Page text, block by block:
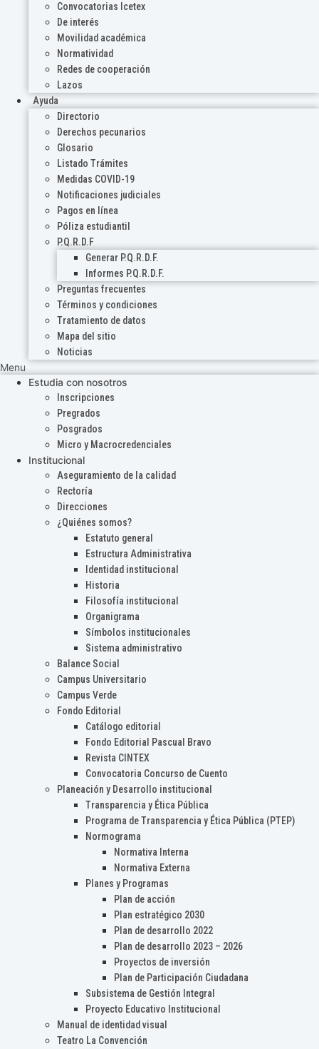
Convocatorias Icetex
De interés
Movilidad académica
Normatividad
Redes de cooperación
Lazos
Ayuda
Directorio
Derechos pecunarios
Glosario
Listado Trámites
Medidas COVID-19
Notificaciones judiciales
Pagos en línea
Póliza estudiantil
P.Q.R.D.F
Generar P.Q.R.D.F.
Informes P.Q.R.D.F.
Preguntas frecuentes
Términos y condiciones
Tratamiento de datos
Mapa del sitio
Noticias
Menu
Estudia con nosotros
Inscripciones
Pregrados
Posgrados
Micro y Macrocredenciales
Institucional
Aseguramiento de la calidad
Rectoría
Direcciones
¿Quiénes somos?
Estatuto general
Estructura Administrativa
Identidad institucional
Historia
Filosofía institucional
Organigrama
Símbolos institucionales
Sistema administrativo
Balance Social
Campus Universitario
Campus Verde
Fondo Editorial
Catálogo editorial
Fondo Editorial Pascual Bravo
Revista CINTEX
Convocatoria Concurso de Cuento
Planeación y Desarrollo institucional
Transparencia y Ética Pública
Programa de Transparencia y Ética Pública (PTEP)
Normograma
Normativa Interna
Normativa Externa
Planes y Programas
Plan de acción
Plan estratégico 2030
Plan de desarrollo 2022
Plan de desarrollo 2023 – 2026
Proyectos de inversión
Plan de Participación Ciudadana
Subsistema de Gestión Integral
Proyecto Educativo Institucional
Manual de identidad visual
Teatro La Convención